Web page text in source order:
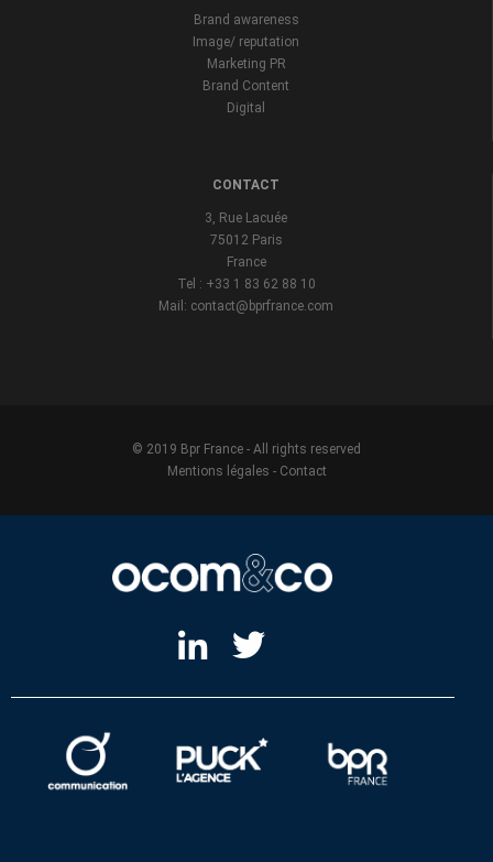
Brand awareness
Image/ reputation
Marketing PR
Brand Content
Digital
CONTACT
3, Rue Lacuée
75012 Paris
France
Tel : +33 1 83 62 88 10
Mail: contact@bprfrance.com
© 2019 Bpr France - All rights reserved
Mentions légales - Contact